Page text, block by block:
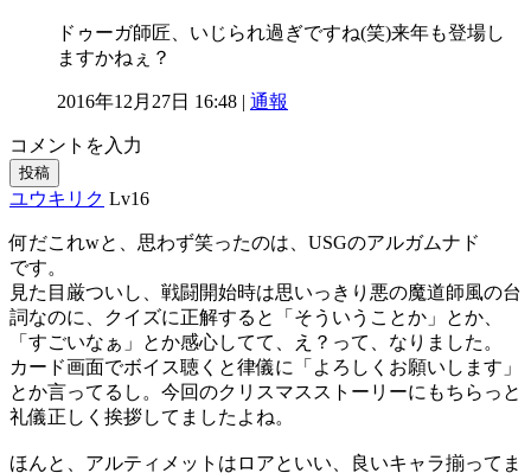
ドゥーガ師匠、いじられ過ぎですね(笑)来年も登場し
ますかねぇ？
2016年12月27日 16:48 | 通報
コメントを入力
投稿
ユウキリク Lv16
何だこれwと、思わず笑ったのは、USGのアルガムナド
です。
見た目厳ついし、戦闘開始時は思いっきり悪の魔道師風の台
詞なのに、クイズに正解すると「そういうことか」とか、
「すごいなぁ」とか感心してて、え？って、なりました。
カード画面でボイス聴くと律儀に「よろしくお願いします」
とか言ってるし。今回のクリスマスストーリーにもちらっと
礼儀正しく挨拶してましたよね。
ほんと、アルティメットはロアといい、良いキャラ揃ってま